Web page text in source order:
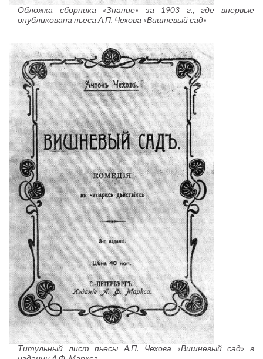
Обложка сборника «Знание» за 1903 г., где впервые
опубликована пьеса А.П. Чехова «Вишневый сад»
Титульный лист пьесы А.П. Чехова «Вишневый сад» в